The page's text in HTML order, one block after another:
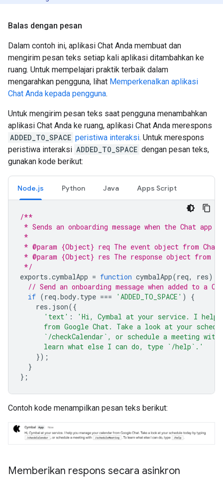
Balas dengan pesan
Dalam contoh ini, aplikasi Chat Anda membuat dan
mengirim pesan teks setiap kali aplikasi ditambahkan ke
ruang. Untuk mempelajari praktik terbaik dalam
mengarahkan pengguna, lihat Memperkenalkan aplikasi
Chat Anda kepada pengguna.
Untuk mengirim pesan teks saat pengguna menambahkan
aplikasi Chat Anda ke ruang, aplikasi Chat Anda merespons
ADDED_TO_SPACE peristiwa interaksi. Untuk merespons
peristiwa interaksi ADDED_TO_SPACE dengan pesan teks,
gunakan kode berikut:
Node.js Python Java Apps Script
/**
* Sends an onboarding message when the Chat app
*
* @param {Object} req The event object from Chat
* @param {Object} res The response object from
*/
exports .cymbalApp = function cymbalApp(req, res)
// Send an onboarding message when added to a
if (req .body. type === 'ADDED_TO_SPACE' )
{
res . json({
'text' :
'Hi, Cymbal at your service. I help
from Google Chat. Take a look at your
`/checkCalendar`, or schedule a meeting
      learn what else I can do, type `/help`.'
});
}
};
Contoh kode menampilkan pesan teks berikut:
Memberikan respons secara asinkron